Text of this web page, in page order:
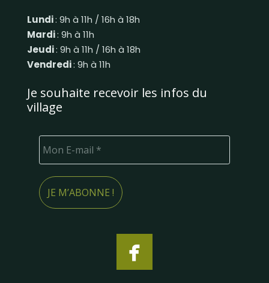
Lundi: 9h à 11h / 16h à 18h
Mardi: 9h à 11h
Jeudi: 9h à 11h / 16h à 18h
Vendredi: 9h à 11h
Je souhaite recevoir les infos du
village